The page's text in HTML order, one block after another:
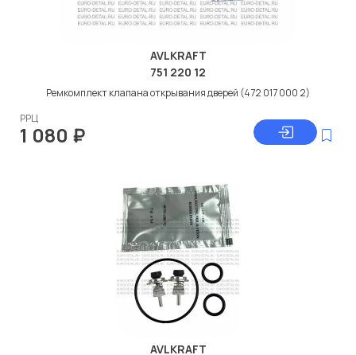
AVLKRAFT
751 220 12
Ремкомплект клапана открывания дверей (472 017 000 2)
РРЦ
1 080 ₽
AVLKRAFT